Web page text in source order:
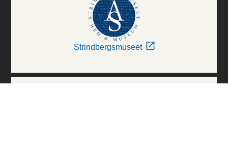
Strindbergsmuseet